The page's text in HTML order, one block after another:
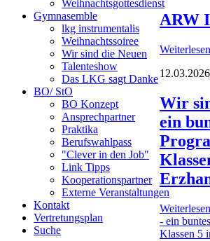
Weihnachtsgottesdienst
Gymnasemble
lkg instrumentalis
Weihnachtssoiree
Wir sind die Neuen
Talenteshow
Das LKG sagt Danke
BO/ StO
BO Konzept
Ansprechpartner
Praktika
Berufswahlpass
"Clever in den Job"
Link Tipps
Kooperationspartner
Externe Veranstaltungen
Kontakt
Vertretungsplan
Suche
ARW
Wir
ein
- ein
Klassen 5